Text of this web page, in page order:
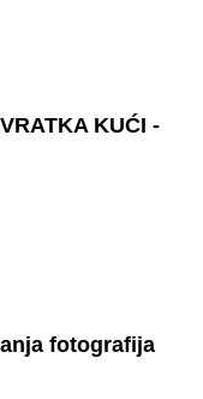
KUĆI -
fotografija